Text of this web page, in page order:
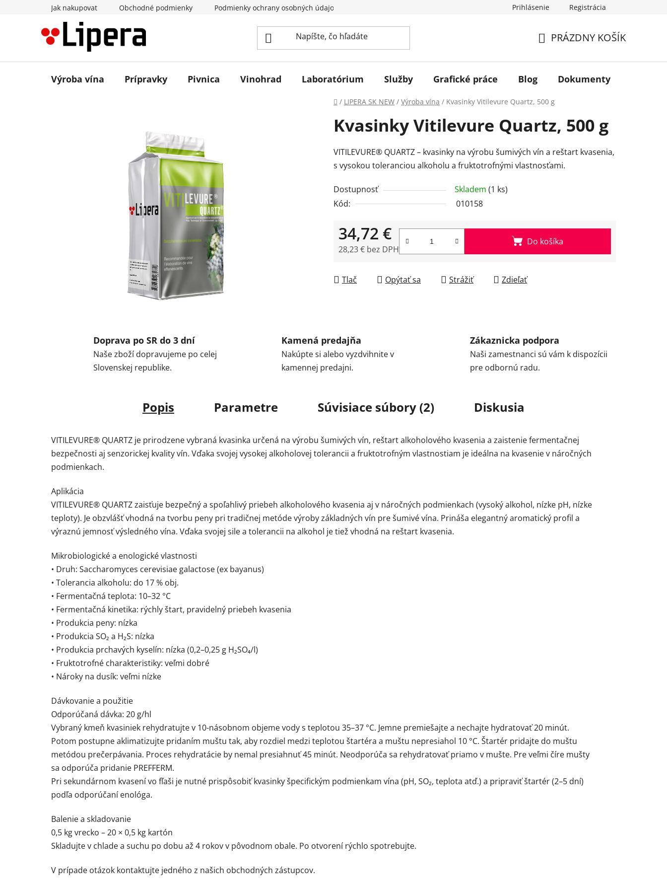
Jak nakupovat Obchodné podmienky Podmienky ochrany osobných údajov Prihlásenie Registrácia
KOŠÍK
PRÁZDNY KOŠÍK
Výroba vína Prípravky Pivnica Vinohrad Laboratórium Služby Grafické práce Blog Dokumenty
Domov
/ LIPERA SK NEW / Výroba vína / Kvasinky Vitilevure Quartz, 500 g
Kvasinky Vitilevure Quartz, 500 g
VITILEVURE® QUARTZ – kvasinky na výrobu šumivých vín a reštart kvasenia,
s vysokou toleranciou alkoholu a fruktotrofnými vlastnosťami.
Dostupnosť Skladem (1 ks)
Kód:
010158
34,72 €
28,23 € bez DPH
Do košíka
Tlač Opýtať sa Strážiť Zdieľať
Doprava po SR do 3 dní
Naše zboží dopravujeme po celej
Slovenskej republike.
Kamená predajňa
Nakúpte si alebo vyzdvihnite v
kamennej predajni.
Zákaznicka podpora
Naši zamestnanci sú vám k dispozícii
pre odbornú radu.
Popis Parametre Súvisiace súbory (2) Diskusia
VITILEVURE® QUARTZ je prirodzene vybraná kvasinka určená na výrobu šumivých vín, reštart alkoholového kvasenia a zaistenie fermentačnej
bezpečnosti aj senzorickej kvality vín. Vďaka svojej vysokej alkoholovej tolerancii a fruktotrofným vlastnostiam je ideálna na kvasenie v náročných
podmienkach.
Aplikácia
VITILEVURE® QUARTZ zaisťuje bezpečný a spoľahlivý priebeh alkoholového kvasenia aj v náročných podmienkach (vysoký alkohol, nízke pH, nízke
teploty). Je obzvlášť vhodná na tvorbu peny pri tradičnej metóde výroby základných vín pre šumivé vína. Prináša elegantný aromatický profil a
výraznú jemnosť výsledného vína. Vďaka svojej sile a tolerancii na alkohol je tiež vhodná na reštart kvasenia.
Mikrobiologické a enologické vlastnosti
• Druh: Saccharomyces cerevisiae galactose (ex bayanus)
• Tolerancia alkoholu: do 17 % obj.
• Fermentačná teplota: 10–32 °C
• Fermentačná kinetika: rýchly štart, pravidelný priebeh kvasenia
• Produkcia peny: nízka
• Produkcia SO₂ a H₂S: nízka
• Produkcia prchavých kyselín: nízka (0,2–0,25 g H₂SO₄/l)
• Fruktotrofné charakteristiky: veľmi dobré
• Nároky na dusík: veľmi nízke
Dávkovanie a použitie
Odporúčaná dávka: 20 g/hl
Vybraný kmeň kvasiniek rehydratujte v 10-násobnom objeme vody s teplotou 35–37 °C. Jemne premiešajte a nechajte hydratovať 20 minút.
Potom postupne aklimatizujte pridaním muštu tak, aby rozdiel medzi teplotou štartéra a muštu nepresiahol 10 °C. Štartér pridajte do muštu
metódou prečerpávania. Proces rehydratácie by nemal presiahnuť 45 minút. Neodporúča sa rehydratovať priamo v mušte. Pre veľmi číre mušty
sa odporúča pridanie PREFFERM.
Pri sekundárnom kvasení vo fľaši je nutné prispôsobiť kvasinky špecifickým podmienkam vína (pH, SO₂, teplota atď.) a pripraviť štartér (2–5 dní)
podľa odporúčaní enológa.
Balenie a skladovanie
0,5 kg vrecko – 20 × 0,5 kg kartón
Skladujte v chlade a suchu po dobu až 4 rokov v pôvodnom obale. Po otvorení rýchlo spotrebujte.
V prípade otázok kontaktujte jedného z našich obchodných zástupcov.